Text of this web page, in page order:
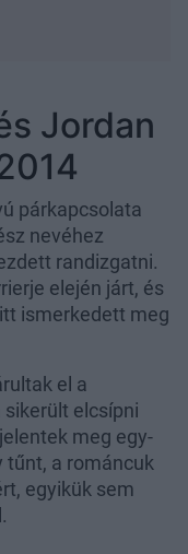
Jordan
párkapcsolata
nevéhez
randizgatni.
elején járt, és
ismerkedett meg
el a
elcsípni
meg egy-
tűnt, a románcuk
egyikük sem